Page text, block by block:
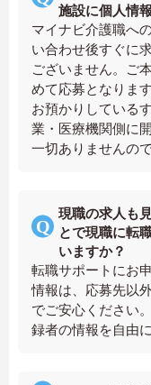
施設に個人情
マイナビ介護職へ
い合わせ後すぐに
ございません。ご
めて応募となります
お預かりしている
業・医療機関側に
一切ありませんの
現職の求人も
とで現職に転
いますか？
転職サポートにお
情報は、応募先以
でご安心ください
録者の情報を自由